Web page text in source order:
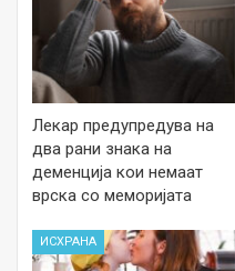
Лекар предупредува на
два рани знака на
деменција кои немаат
врска со меморијата
ИСХРАНА